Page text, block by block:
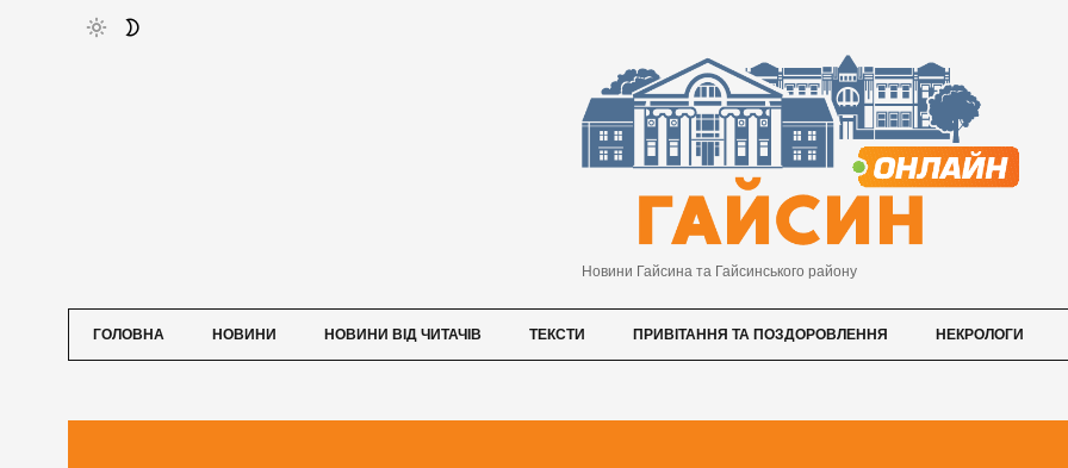
Новини Гайсина та Гайсинського району
ГОЛОВНА НОВИНИ НОВИНИ ВІД ЧИТАЧІВ ТЕКСТИ ПРИВІТАННЯ ТА ПОЗДОРОВЛЕННЯ НЕКРОЛОГИ